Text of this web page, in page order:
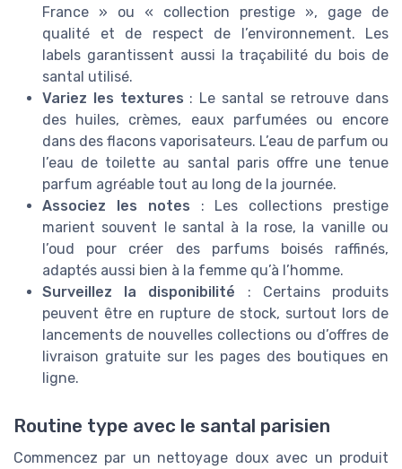
France » ou « collection prestige », gage de
qualité et de respect de l’environnement. Les
labels garantissent aussi la traçabilité du bois de
santal utilisé.
Variez les textures : Le santal se retrouve dans
des huiles, crèmes, eaux parfumées ou encore
dans des flacons vaporisateurs. L’eau de parfum ou
l’eau de toilette au santal paris offre une tenue
parfum agréable tout au long de la journée.
Associez les notes : Les collections prestige
marient souvent le santal à la rose, la vanille ou
l’oud pour créer des parfums boisés raffinés,
adaptés aussi bien à la femme qu’à l’homme.
Surveillez la disponibilité : Certains produits
peuvent être en rupture de stock, surtout lors de
lancements de nouvelles collections ou d’offres de
livraison gratuite sur les pages des boutiques en
ligne.
Routine type avec le santal parisien
Commencez par un nettoyage doux avec un produit